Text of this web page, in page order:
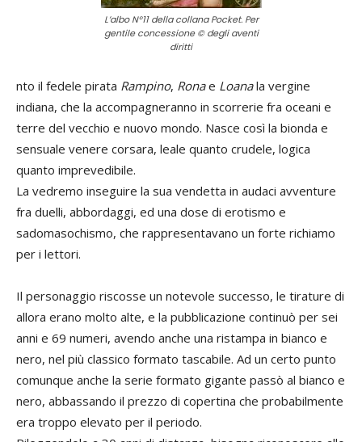
L’albo N°11 della collana Pocket. Per
gentile concessione © degli aventi
diritti
nto il fedele pirata Rampino, Ronae Loanala vergine
indiana, che la accompagneranno in scorrerie fra oceani e
terre del vecchio e nuovo mondo. Nasce così la bionda e
sensuale venere corsara, leale quanto crudele, logica
quanto imprevedibile.
La vedremo inseguire la sua vendetta in audaci avventure
fra duelli, abbordaggi, ed una dose di erotismo e
sadomasochismo, che rappresentavano un forte richiamo
per i lettori.
Il personaggio riscosse un notevole successo, le tirature di
allora erano molto alte, e la pubblicazione continuò per sei
anni e 69 numeri, avendo anche una ristampa in bianco e
nero, nel più classico formato tascabile. Ad un certo punto
comunque anche la serie formato gigante passò al bianco e
nero, abbassando il prezzo di copertina che probabilmente
era troppo elevato per il periodo.